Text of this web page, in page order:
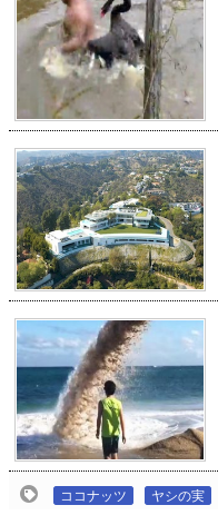
ココナッツ ヤシの実